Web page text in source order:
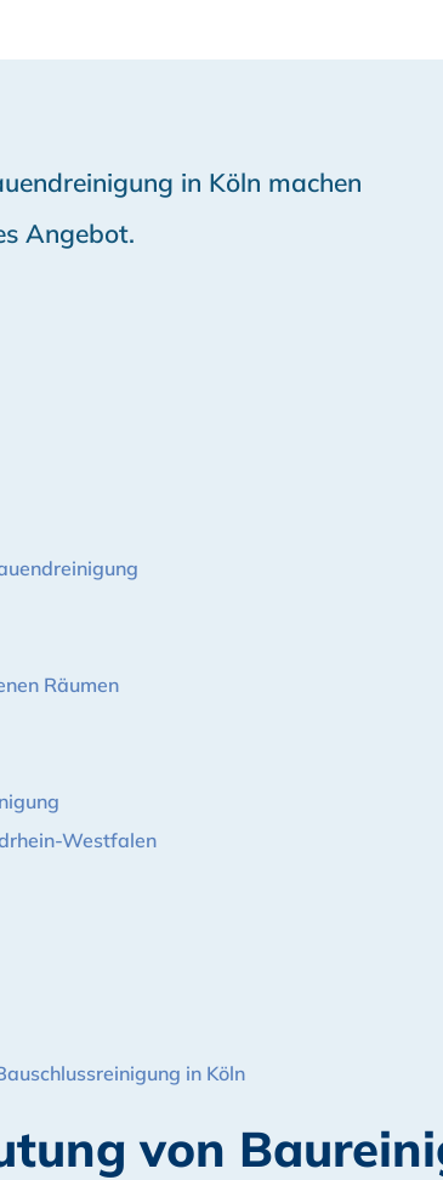
in Köln machen
Angebot.
Räumen
Westfalen
in Köln
von